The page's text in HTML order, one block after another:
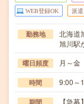
WEB登録OK 派遣
勤務地
北海道
旭川駅
曜日頻度 月～金
時間 9:00～
期間 【急